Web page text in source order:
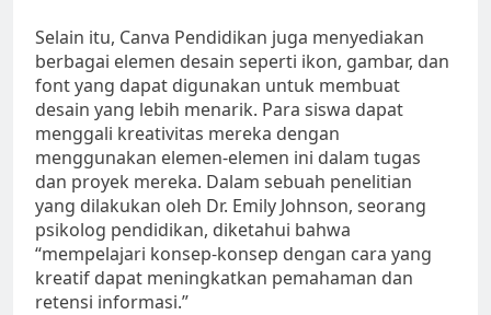
Selain itu, Canva Pendidikan juga menyediakan
berbagai elemen desain seperti ikon, gambar, dan
font yang dapat digunakan untuk membuat
desain yang lebih menarik. Para siswa dapat
menggali kreativitas mereka dengan
menggunakan elemen-elemen ini dalam tugas
dan proyek mereka. Dalam sebuah penelitian
yang dilakukan oleh Dr. Emily Johnson, seorang
psikolog pendidikan, diketahui bahwa
“mempelajari konsep-konsep dengan cara yang
kreatif dapat meningkatkan pemahaman dan
retensi informasi.”